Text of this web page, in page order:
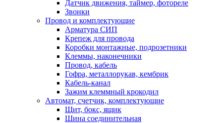
Датчик движения, таймер, фотореле
Звонки
Провод и комплектующие
Арматура СИП
Крепеж для провода
Коробки монтажные, подрозетники
Клеммы, наконечники
Провод, кабель
Гофра, металлорукав, кембрик
Кабель-канал
Зажим клеммный крокодил
Автомат, счетчик, комплектующие
Щит, бокс, ящик
Шина соединительная